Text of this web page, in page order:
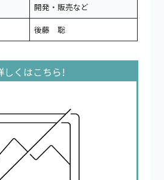
開発・販売など
後藤 聡